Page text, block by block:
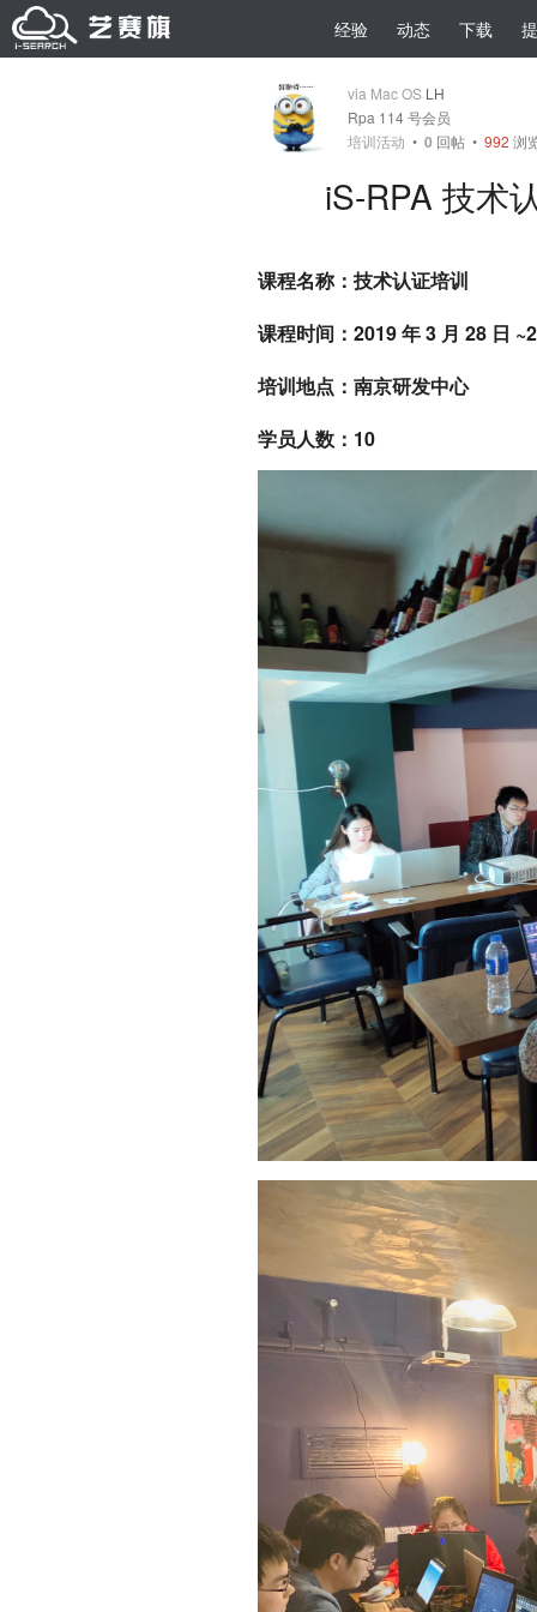
经验 动态 下载
via Mac OS LH
Rpa 114 号会员
培训活动 • 0 回帖• 992 浏
iS-RPA 技术
课程名称：技术认证培训
课程时间：2019 年 3 月 28 日
培训地点：南京研发中心
学员人数：10